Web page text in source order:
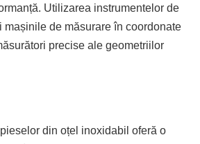
Utilizarea instrumentelor de
mașinile de măsurare în coordonate
precise ale geometriilor
din oțel inoxidabil oferă o